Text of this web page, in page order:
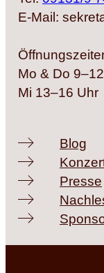
E-Mail:
Mo & Do
Mi 13–16 Uhr
Blog
Presse